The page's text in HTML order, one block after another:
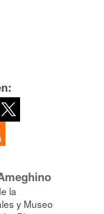
la
y Museo